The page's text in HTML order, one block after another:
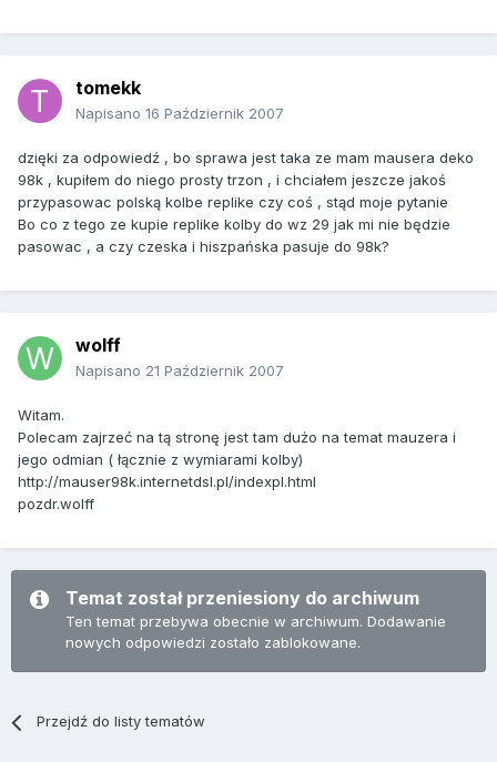
tomekk
Napisano 16 Październik 2007
dzięki za odpowiedź , bo sprawa jest taka ze mam mausera deko
98k , kupiłem do niego prosty trzon , i chciałem jeszcze jakoś
przypasowac polską kolbe replike czy coś , stąd moje pytanie
Bo co z tego ze kupie replike kolby do wz 29 jak mi nie będzie
pasowac , a czy czeska i hiszpańska pasuje do 98k?
wolff
Napisano 21 Październik 2007
Witam.
Polecam zajrzeć na tą stronę jest tam dużo na temat mauzera i
jego odmian ( łącznie z wymiarami kolby)
http://mauser98k.internetdsl.pl/indexpl.html
pozdr.wolff
Temat został przeniesiony do archiwum
Ten temat przebywa obecnie w archiwum. Dodawanie
nowych odpowiedzi zostało zablokowane.
Przejdź do listy tematów